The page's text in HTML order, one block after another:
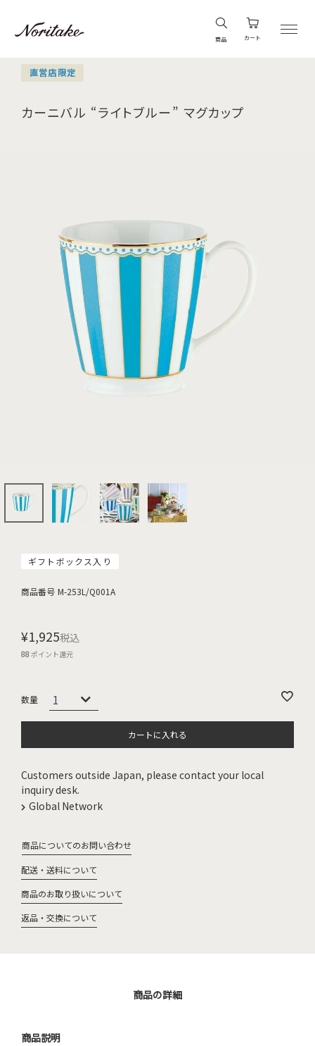
商品 カート
直営店限定
カーニバル “ライトブルー” マグカップ
ギフトボックス入り
商品番号 M-253L/Q001A
¥1,925税込
88ポイント還元
カートに入れる
Customers outside Japan, please contact your local
inquiry desk.
Global Network
商品についてのお問い合わせ
配送・送料について
商品のお取り扱いについて
返品・交換について
商品の詳細
商品説明